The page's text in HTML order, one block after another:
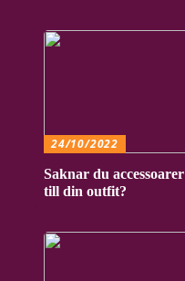
24/10/2022
Saknar du accessoarer
till din outfit?